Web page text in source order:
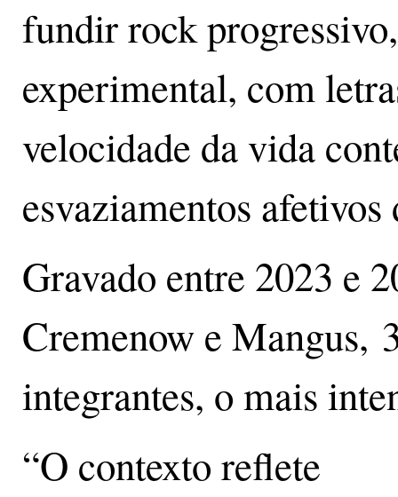
fundir rock
experimental, com
velocidade da vida
esvaziamentos
Gravado entre 2023 e
Cremenow e Mangus,
integrantes, o mais
“O contexto reflete